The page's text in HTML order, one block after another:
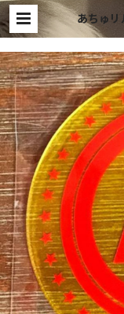
あちゅ